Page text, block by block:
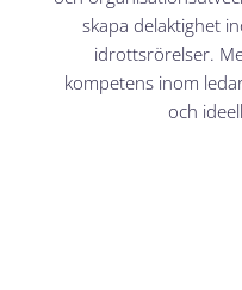
skapa delaktighet
idrottsrörelser.
kompetens inom
och